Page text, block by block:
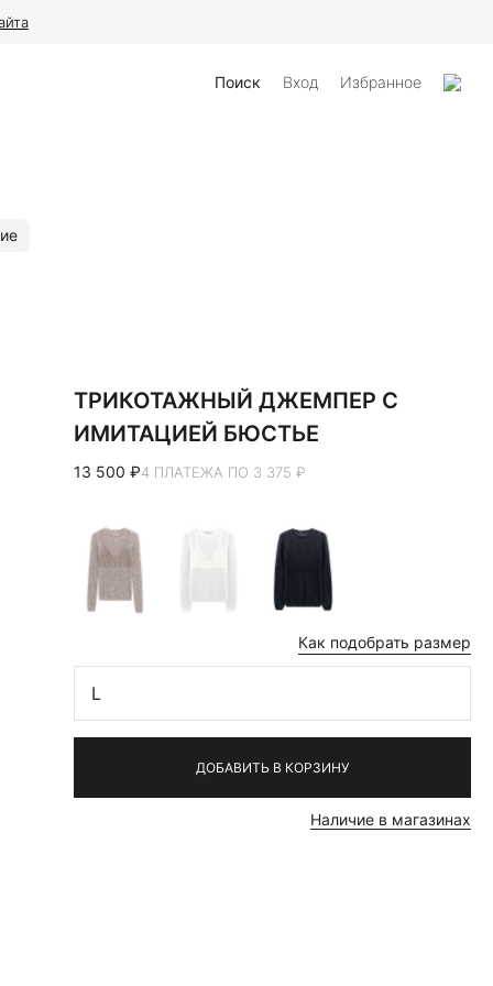
Поиск Вход Избранное
ТРИКОТАЖНЫЙ ДЖЕМПЕР С
ИМИТАЦИЕЙ БЮСТЬЕ
13 500 ₽4 ПЛАТЕЖА ПО 3 375 ₽
Как подобрать размер
L
ДОБАВИТЬ В КОРЗИНУ
Наличие в магазинах